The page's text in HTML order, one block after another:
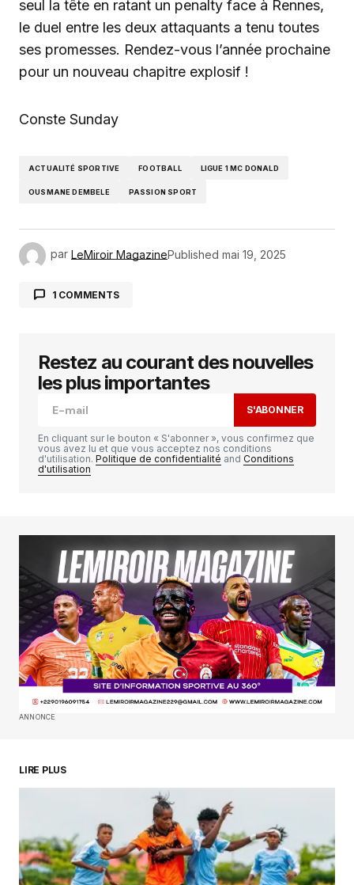
seul la tête en ratant un penalty face à Rennes,
le duel entre les deux attaquants a tenu toutes
ses promesses. Rendez-vous l’année prochaine
pour un nouveau chapitre explosif !
Conste Sunday
ACTUALITÉ SPORTIVE FOOTBALL LIGUE 1 MC DONALD
OUSMANE DEMBELE PASSION SPORT
par LeMiroir MagazinePublished mai 19, 2025
1 COMMENTS
Votre adresse e-mail ne sera pas publiée. Les
champs obligatoires sont indiqués avec*
Comment*
Your Name *
Your E-mail*
Enregistrer mon nom, mon e-mail et mon
site dans le navigateur pour mon prochain
commentaire.
Restez au courant des nouvelles
les plus importantes
S'ABONNER
En cliquant sur le bouton « S'abonner », vous confirmez que
vous avez lu et que vous acceptez nos conditions
d'utilisation. Politique de confidentialité and Conditions
d'utilisation
ANNONCE
LIRE PLUS